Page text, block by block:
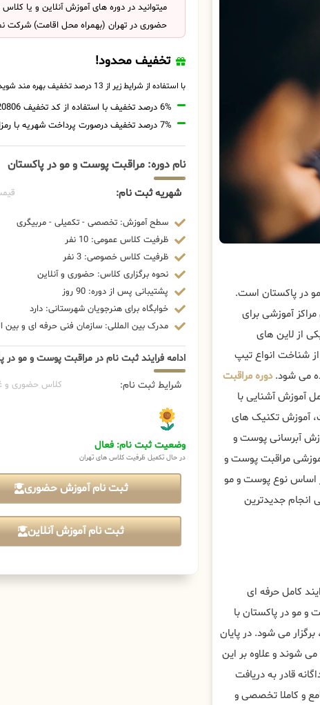
در پاکستان است.
آموزشی برای
از لاین های
شناخت انواع تیپ
می شود.دوره مراقبت
آموزش آشنایی با
آموزش تکنیک های
آبرسانی پوست و
مراقبت پوست و
اساس نوع پوست و مو
انجام جدیدترین
کامل حرفه ای
مو در پاکستان با
می شود. در پایان
شوند و علاوه بر این
قادر به دریافت
و کاملا تخصصی و
میتوانید در دوره های آموزش آنلاین و یا
حضوری در تهران (بهمراه محل اقامت) شرکت
تخفیف محدود!
با استفاده از شرایط زیر از 13 درصد تخفیف بهره مند شوید.
6% درصد تخفیف با استفاده از کد تخفیف 20806
7% درصد تخفیف درصورت پرداخت شهریه با رمزارز
نام دوره: مراقبت پوست و مو در پاکستان
شهریه ثبت نام:
سطح آموزش: تخصصی - تکمیلی - مربیگری
ظرفیت کلاس عمومی: 10 نفر
ظرفیت کلاس خصوصی: 3 نفر
نحوه برگزاری کلاس: حضوری و آنلاین
پشتیبانی پس از دوره: 90 روز
خوابگاه برای هنرجویان شهرستانی: دارد
مدرک بین المللی: سازمان فنی حرفه ای و بین
ادامه فرایند ثبت نام در مراقبت پوست و مو در
شرایط ثبت نام: کلاس حضوری و
وضعیت ثبت نام: فعال
در حال تکمیل ظرفیت کلاس های تهران
ثبت نام آموزش حضوری
ثبت نام آموزش آنلاین